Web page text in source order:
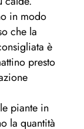
in modo
che la
è
presto
piante in
la quantità